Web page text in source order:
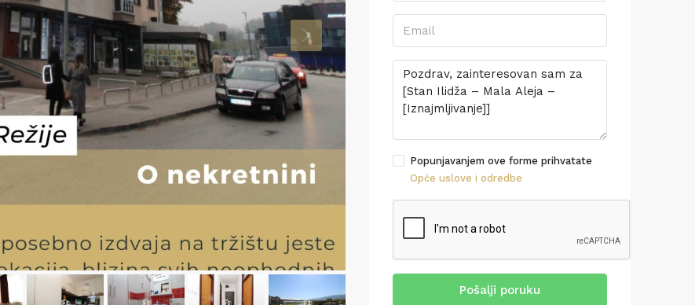
Popunjavanjem ove forme prihvatate
Opće uslove i odredbe
Pošalji poruku